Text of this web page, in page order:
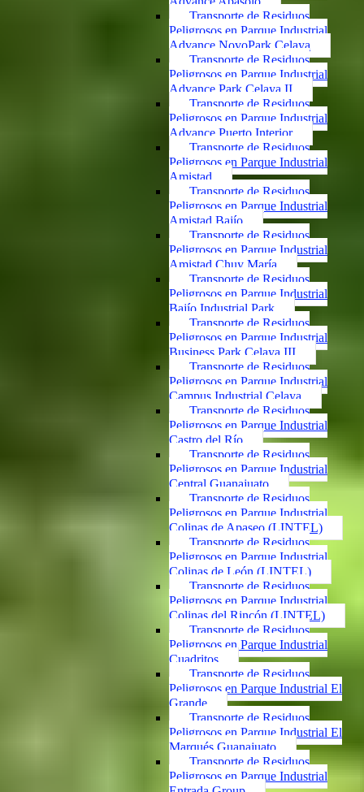
Transporte de Residuos
Peligrosos en Parque Industrial
Advance NovoPark Celaya
Transporte de Residuos
Peligrosos en Parque Industrial
Advance Park Celaya II
Transporte de Residuos
Peligrosos en Parque Industrial
Advance Puerto Interior
Transporte de Residuos
Peligrosos en Parque Industrial
Amistad
Transporte de Residuos
Peligrosos en Parque Industrial
Amistad Bajío
Transporte de Residuos
Peligrosos en Parque Industrial
Amistad Chuy María
Transporte de Residuos
Peligrosos en Parque Industrial
Bajío Industrial Park
Transporte de Residuos
Peligrosos en Parque Industrial
Business Park Celaya III
Transporte de Residuos
Peligrosos en Parque Industrial
Campus Industrial Celaya
Transporte de Residuos
Peligrosos en Parque Industrial
Castro del Río
Transporte de Residuos
Peligrosos en Parque Industrial
Central Guanajuato
Transporte de Residuos
Peligrosos en Parque Industrial
Colinas de Apaseo (LINTEL)
Transporte de Residuos
Peligrosos en Parque Industrial
Colinas de León (LINTEL)
Transporte de Residuos
Peligrosos en Parque Industrial
Colinas del Rincón (LINTEL)
Transporte de Residuos
Peligrosos en Parque Industrial
Cuadritos
Transporte de Residuos
Peligrosos en Parque Industrial El
Grande
Transporte de Residuos
Peligrosos en Parque Industrial El
Marqués Guanajuato
Transporte de Residuos
Peligrosos en Parque Industrial